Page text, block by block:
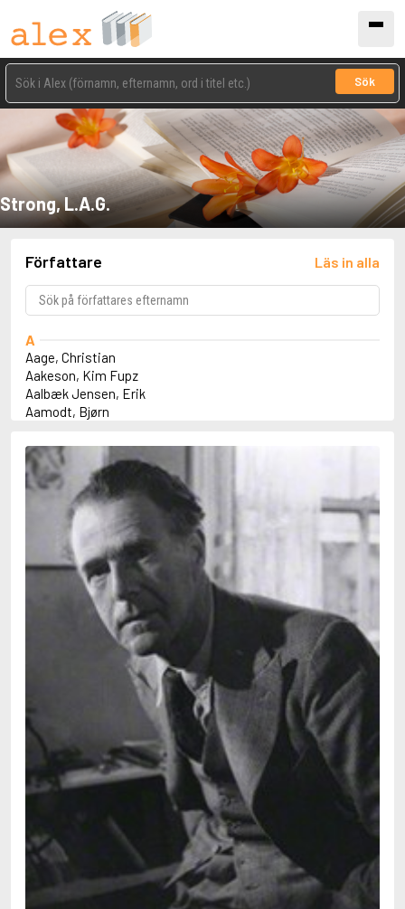
Sök
Strong, L.A.G.
Författare Läs in alla
A
Aage, Christian
Aakeson, Kim Fupz
Aalbæk Jensen, Erik
Aamodt, Bjørn
Abbey, Kieran
Abbot, Anthony
Abbott, John
Abbott, Megan
Abdel-Fattah, Randa
Abdolah, Kader
Abé, Kobo
Abedi, Isabel
Abele, Inga
Abgarjan, Narine
Abrahams, Peter (f. 1919)
Abrahams, Peter (f. 1947)
Abrahamson, Emmy
Abse, Dannie
Abu-Jaber, Diana
Abulhawa, Susan
Aburas, Lone
Achebe, Chinua
Ackebo, Lena
Acker, Kathy
Ackroyd, Peter
Adam de la Halle